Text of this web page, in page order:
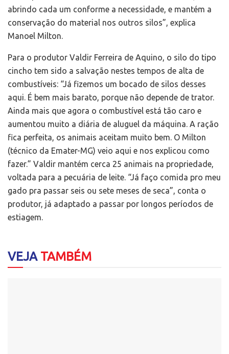
abrindo cada um conforme a necessidade, e mantém a
conservação do material nos outros silos”, explica
Manoel Milton.
Para o produtor Valdir Ferreira de Aquino, o silo do tipo
cincho tem sido a salvação nestes tempos de alta de
combustíveis: “Já fizemos um bocado de silos desses
aqui. É bem mais barato, porque não depende de trator.
Ainda mais que agora o combustível está tão caro e
aumentou muito a diária de aluguel da máquina. A ração
fica perfeita, os animais aceitam muito bem. O Milton
(técnico da Emater-MG) veio aqui e nos explicou como
fazer.” Valdir mantém cerca 25 animais na propriedade,
voltada para a pecuária de leite. “Já faço comida pro meu
gado pra passar seis ou sete meses de seca”, conta o
produtor, já adaptado a passar por longos períodos de
estiagem.
VEJATAMBÉM